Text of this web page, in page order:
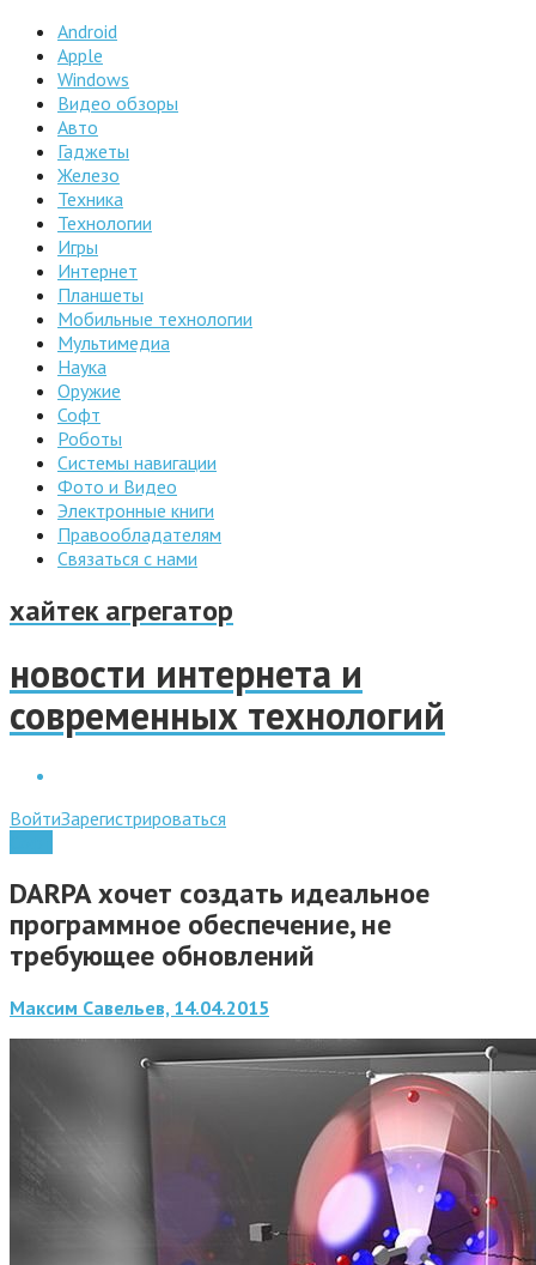
Android
Apple
Windows
Видео обзоры
Авто
Гаджеты
Железо
Техника
Технологии
Игры
Интернет
Планшеты
Мобильные технологии
Мультимедиа
Наука
Оружие
Софт
Роботы
Системы навигации
Фото и Видео
Электронные книги
Правообладателям
Связаться с нами
хайтек агрегатор
новости интернета и
современных технологий
ВойтиЗарегистрироваться
DARPA хочет создать идеальное
программное обеспечение, не
требующее обновлений
Максим Савельев, 14.04.2015